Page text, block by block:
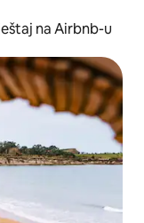
na Airbnb-u